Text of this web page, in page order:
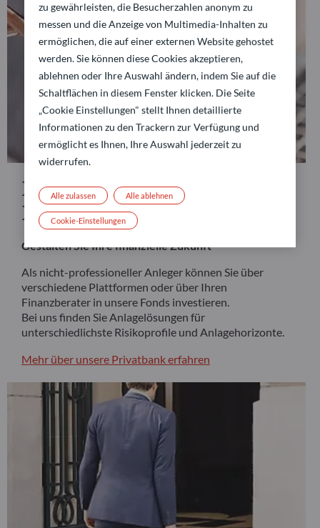
Nicht-professioneller
Investor
Gestalten Sie Ihre finanzielle Zukunft
Als nicht-professioneller Anleger können Sie über
verschiedene Plattformen oder über Ihren
Finanzberater in unsere Fonds investieren.
Bei uns finden Sie Anlagelösungen für
unterschiedlichste Risikoprofile und Anlagehorizonte.
Mehr über unsere Privatbank erfahren
zu gewährleisten, die Besucherzahlen anonym zu
messen und die Anzeige von Multimedia-Inhalten zu
ermöglichen, die auf einer externen Website gehostet
werden. Sie können diese Cookies akzeptieren,
ablehnen oder Ihre Auswahl ändern, indem Sie auf die
Schaltflächen in diesem Fenster klicken. Die Seite
„Cookie Einstellungen" stellt Ihnen detaillierte
Informationen zu den Trackern zur Verfügung und
ermöglicht es Ihnen, Ihre Auswahl jederzeit zu
widerrufen.
Alle ablehnen
Alle zulassen
Cookie-Einstellungen